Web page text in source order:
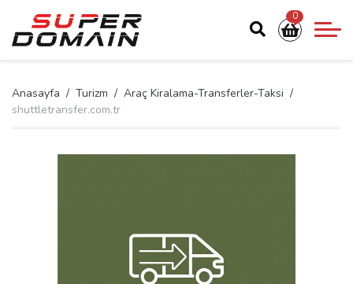
0
Anasayfa Turizm
Araç Kiralama-Transferler-Taksi
shuttletransfer.com.tr